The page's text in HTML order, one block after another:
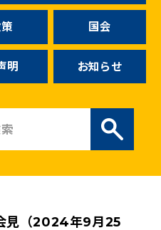
国会
明 お知らせ
見（2024年9月25